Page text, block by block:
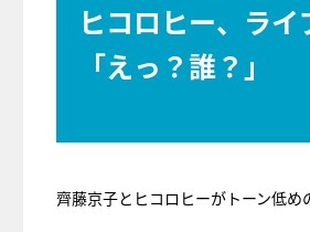
ヒコロヒー、ラ
「えっ？誰？」
齊藤京子とヒコロヒーがトーン低